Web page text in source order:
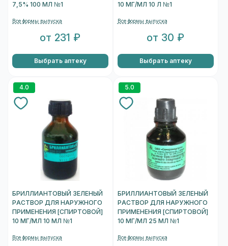
7,5% 100 МЛ №1
Все формы выпуска
от 231 ₽
Выбрать аптеку
10 МГ/МЛ 10 Л №1
Все формы выпуска
от 30 ₽
Выбрать аптеку
4.0
БРИЛЛИАНТОВЫЙ ЗЕЛЕНЫЙ
РАСТВОР ДЛЯ НАРУЖНОГО
ПРИМЕНЕНИЯ [СПИРТОВОЙ]
10 МГ/МЛ 10 МЛ №1
Все формы выпуска
5.0
БРИЛЛИАНТОВЫЙ ЗЕЛЕНЫЙ
РАСТВОР ДЛЯ НАРУЖНОГО
ПРИМЕНЕНИЯ [СПИРТОВОЙ]
10 МГ/МЛ 25 МЛ №1
Все формы выпуска